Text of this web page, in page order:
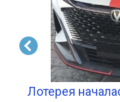
Лотерея